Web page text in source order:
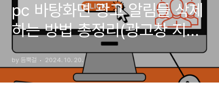
pc 바탕화면 광고 알림들 삭제
하는 방법 총정리(광고창 지우
기)
by 듬뿍걸 2024. 10. 20.